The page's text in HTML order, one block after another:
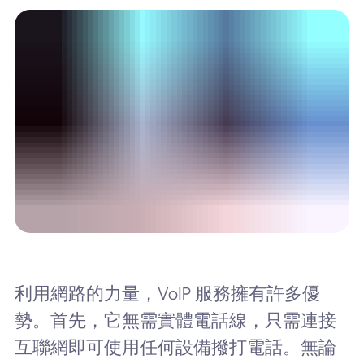
利用網路的力量，VoIP 服務擁有許多優
勢。首先，它無需實體電話線，只需連接
互聯網即可使用任何設備撥打電話。無論